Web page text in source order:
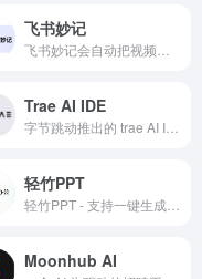
飞书妙记
Trae AI IDE
轻竹PPT
Moonhub AI